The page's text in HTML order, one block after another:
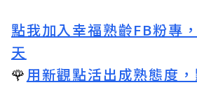
點我加入幸福熟齡FB粉專
天
🌹用新觀點活出成熟態度